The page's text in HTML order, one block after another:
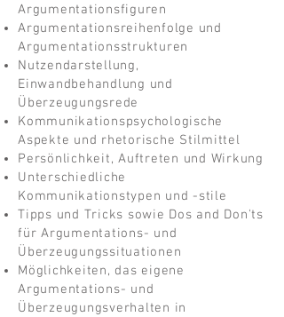
Argumentationsfiguren
Argumentationsreihenfolge und
Argumentationsstrukturen
Nutzendarstellung,
Einwandbehandlung und
Überzeugungsrede
Kommunikationspsychologische
Aspekte und rhetorische Stilmittel
Persönlichkeit, Auftreten und Wirkung
Unterschiedliche
Kommunikationstypen und -stile
Tipps und Tricks sowie Dos and Don'ts
für Argumentations- und
Überzeugungssituationen
Möglichkeiten, das eigene
Argumentations- und
Überzeugungsverhalten in